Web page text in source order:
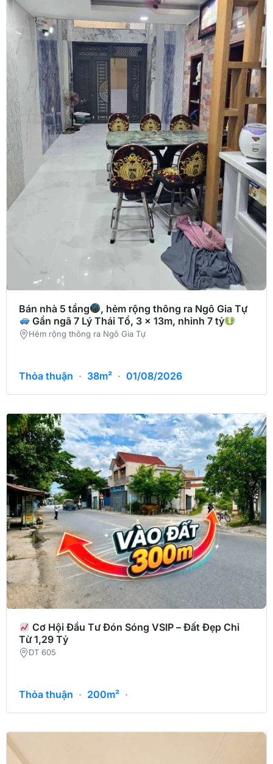
Bán nhà 5 tầng
, hẻm rộng thông ra Ngô Gia Tự
Gần ngã 7 Lý Thái Tổ, 3 x 13m, nhỉnh 7 tỷ
Hẻm rộng thông ra Ngô Gia Tự
Thỏa thuận · 38m² · 01/08/2026
Cơ Hội Đầu Tư Đón Sóng VSIP – Đất Đẹp Chỉ
Từ 1,29 Tỷ
DT 605
Thỏa thuận · 200m² ·